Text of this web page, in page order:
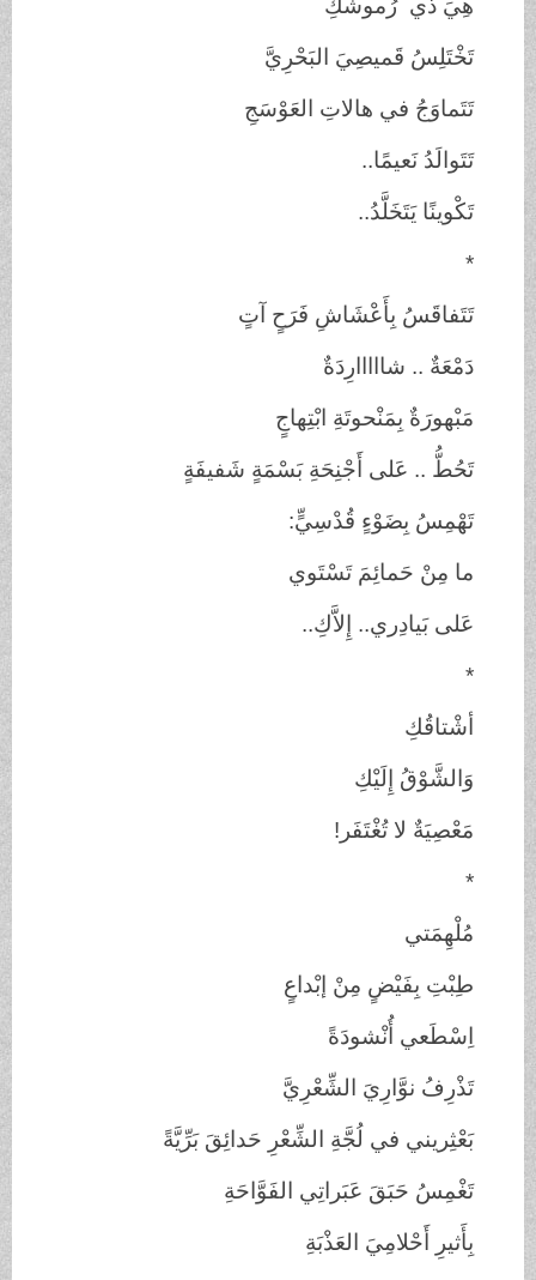
تَخْتَلِسُ قَميصِيَ البَحْرِيَّ
تَتَماوَجُ في هالاتِ العَوْسَجِ
تَتَوالَدُ نَعيمًا..
تَكْوينًا يَتَخَلَّدُ..
تَتَفاقَسُ بِأَعْشَاشِ فَرَحٍ آتٍ
دَمْعَةٌ .. شااااارِدَةٌ
مَبْهورَةٌ بِمَنْحوتَةِ ابْتِهاجٍ
تَحُطُّ .. عَلى أَجْنِحَةِ بَسْمَةٍ شَفيفَةٍ
تَهْمِسُ بِضَوْءٍ قُدْسِيٍّ:
ما مِنْ حَمائِمَ تَسْتَوي
عَلى بَيادِري.. إِلاَّكِ..
أشْتاقُكِ
وَالشَّوْقُ إِلَيْكِ
مَعْصِيَةٌ لا تُغْتَفَر!
مُلْهِمَتي
طِبْتِ بِفَيْضٍ مِنْ إبْداعٍ
اِسْطَعي أُنْشودَةً
تَذْرِفُ نوَّارِيَ الشِّعْرِيَّ
بَعْثِريني في لُجَّةِ الشِّعْرِ حَدائِقَ بَرِّيَّةً
تَغْمِسُ حَبَقَ عَبَراتِي الفَوَّاحَةِ
بِأَثيرِ أَحْلامِيَ العَذْبَةِ